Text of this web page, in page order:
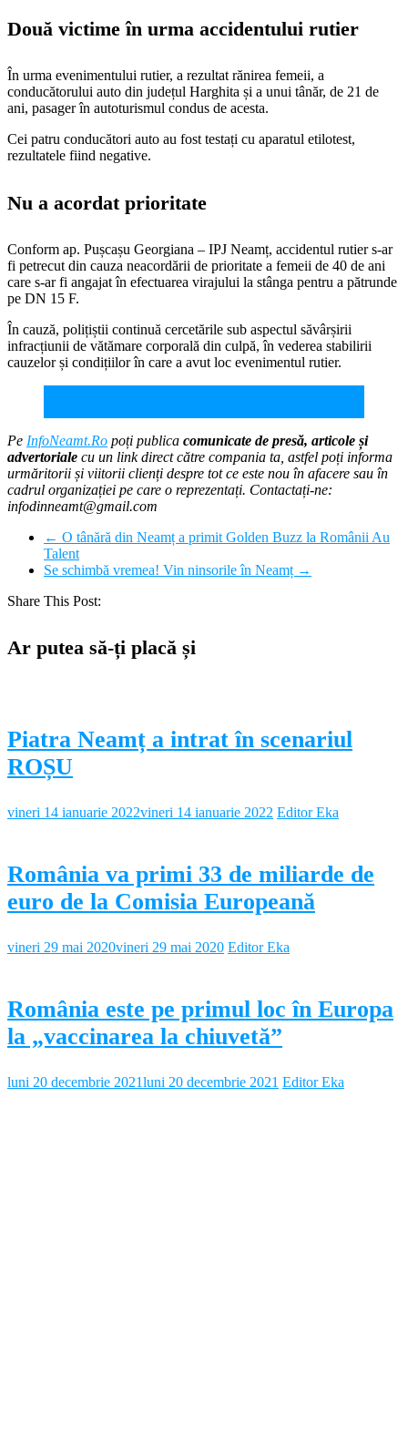
Două victime în urma accidentului rutier
În urma evenimentului rutier, a rezultat rănirea femeii, a
conducătorului auto din județul Harghita și a unui tânăr, de 21 de
ani, pasager în autoturismul condus de acesta.
Cei patru conducători auto au fost testați cu aparatul etilotest,
rezultatele fiind negative.
Nu a acordat prioritate
Conform ap. Pușcașu Georgiana – IPJ Neamț, accidentul rutier s-ar
fi petrecut din cauza neacordării de prioritate a femeii de 40 de ani
care s-ar fi angajat în efectuarea virajului la stânga pentru a pătrunde
pe DN 15 F.
În cauză, polițiștii continuă cercetările sub aspectul săvârșirii
infracțiunii de vătămare corporală din culpă, în vederea stabilirii
cauzelor și condițiilor în care a avut loc evenimentul rutier.
Pe InfoNeamt.Ro poți publica comunicate de presă, articole și
advertoriale cu un link direct către compania ta, astfel poți informa
urmăritorii și viitorii clienți despre tot ce este nou în afacere sau în
cadrul organizației pe care o reprezentați. Contactați-ne:
infodinneamt@gmail.com
← O tânără din Neamț a primit Golden Buzz la Românii Au
Talent
Se schimbă vremea! Vin ninsorile în Neamț →
Share This Post:
Ar putea să-ți placă și
Piatra Neamț a intrat în scenariul
ROȘU
vineri 14 ianuarie 2022vineri 14 ianuarie 2022 Editor Eka
România va primi 33 de miliarde de
euro de la Comisia Europeană
vineri 29 mai 2020vineri 29 mai 2020 Editor Eka
România este pe primul loc în Europa
la „vaccinarea la chiuvetă”
luni 20 decembrie 2021luni 20 decembrie 2021 Editor Eka